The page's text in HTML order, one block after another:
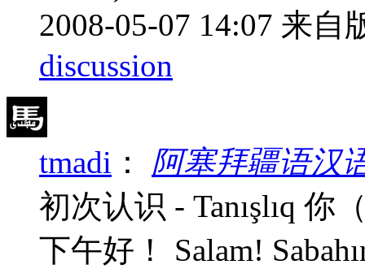
2008-05-07 14:07 来自
discussion
tmadi ： 阿塞拜疆语汉
初次认识 - Tanışlıq
下午好！ Salam!